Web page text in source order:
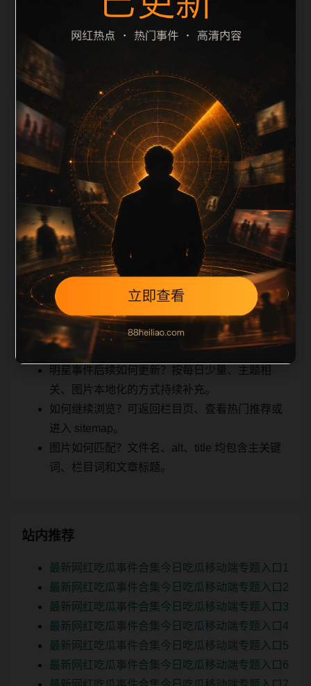
词和文章标题生成，便于搜索引擎理解页面主题。后续
采集时将继续执行远程图片本地化、坏图默认图兜底、
标题重复过滤和 descr
栏目内容归集
iption 长度检查。栏目内容按每日少量新增的方式持续
扩展，每篇保留相关问题、站内推荐和清晰的层级路
径，减少用户反复返回搜索页。第14篇作为本栏目的初
始建设内容，主要用于补齐栏目深度、稳定内链结构，
并为后续专题聚合提供可点击入口。如果后续发现页面
缺图、标题过短、描述为空或正文不足，将进入每日
SEO 检查清单自动修正。
相关问题
明星事件后续如何更新？按每日少量、主题相
关、图片本地化的方式持续补充。
如何继续浏览？可返回栏目页、查看热门推荐或
进入 sitemap。
图片如何匹配？文件名、alt、title 均包含主关键
词、栏目词和文章标题。
站内推荐
最新网红吃瓜事件合集今日吃瓜移动端专题入口1
最新网红吃瓜事件合集今日吃瓜移动端专题入口2
最新网红吃瓜事件合集今日吃瓜移动端专题入口3
最新网红吃瓜事件合集今日吃瓜移动端专题入口4
最新网红吃瓜事件合集今日吃瓜移动端专题入口5
最新网红吃瓜事件合集今日吃瓜移动端专题入口6